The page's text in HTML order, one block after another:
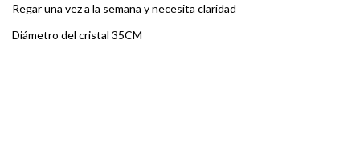
Regar una vez a la semana y necesita claridad
Diámetro del cristal 35CM